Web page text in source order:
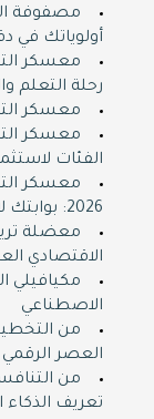
مصفوفة
أولوياتك في
رحلة التعلم
معسكر التدريب الصيفي
الفئات
معسكر
2026: بوابتك لاكتساب مهارات المستقبل
معضلة
الاقتصادي
مكيافيلي
الاصطناعي
من
العصر الرقمي
من
تعريف